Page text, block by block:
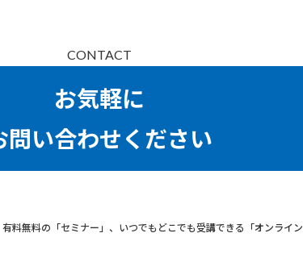
CONTACT
お気軽に
問い合わせください
料無料の「セミナー」、いつでもどこでも受講できる「オンライ